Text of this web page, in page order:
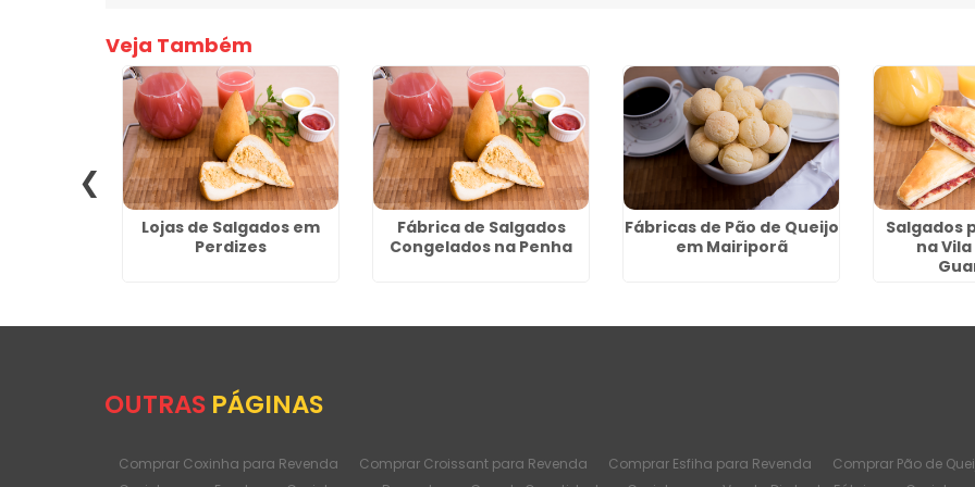
Veja Também
Lojas de Salgados em
Perdizes
Fábrica de Salgados
Congelados na Penha
Fábricas de Pão de Queijo
em Mairiporã
Salgados
na
OUTRAS PÁGINAS
Comprar Coxinha para Revenda Comprar Croissant para Revenda Comprar Esfiha para Revenda Comprar Pão de